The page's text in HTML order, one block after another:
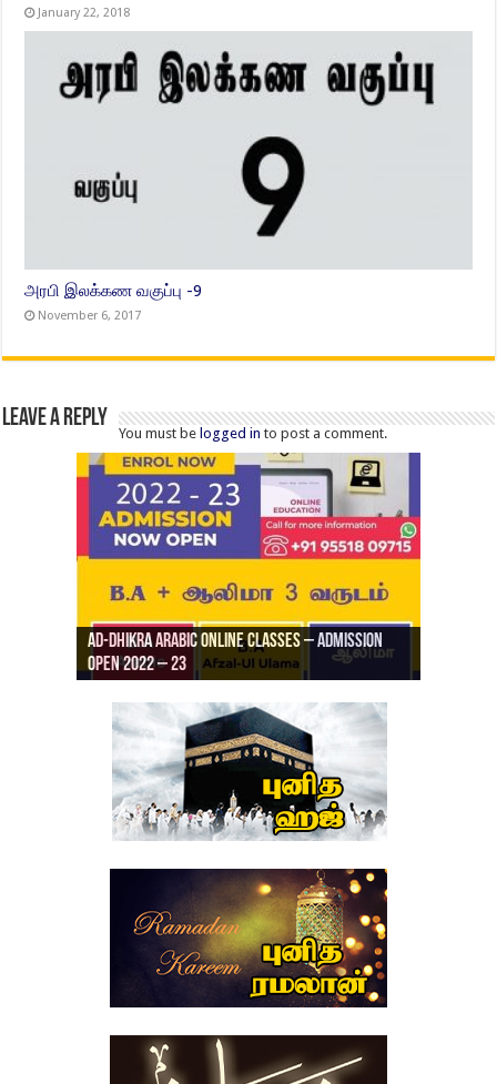
January 22, 2018
அரபி இலக்கண வகுப்பு -9
November 6, 2017
Leave a Reply
You must be logged in to post a comment.
Ad-Dhikra Arabic Online Classes – Admission
Open 2022 – 23
Ad-Dhikra Arabic Online Classes – BA Arabic
AD DHIKRA ARABIC COLLEGE ADMISSION
ரியாத் ஜும்ஆ தமிழாக்கம், Jamia Al Hajiri
Masjid (Kuwait Masjid), Malaz, Riyadh